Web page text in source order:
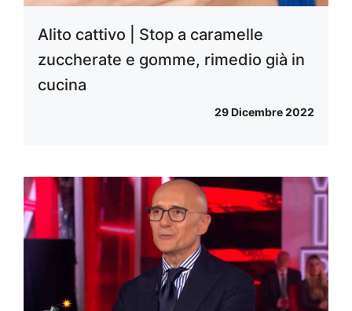
Alito cattivo | Stop a caramelle
zuccherate e gomme, rimedio già in
cucina
29 Dicembre 2022